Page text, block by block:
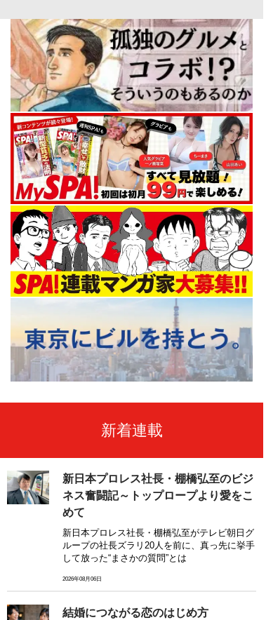
新着連載
新日本プロレス社長・棚橋弘至のビジ
ネス奮闘記～トップロープより愛をこ
めて
新日本プロレス社長・棚橋弘至がテレビ朝日グ
ループの社長ズラリ20人を前に、真っ先に挙手
して放った“まさかの質問”とは
2026年08月06日
結婚につながる恋のはじめ方